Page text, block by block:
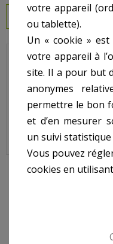
EN SAVOIR PLUS
Lacron - Pour Filtre
Sur image , N° 6
votre appareil
ou tablette).
Un « cookie »
votre appareil à
site. Il a pour but
anonymes
permettre le bon
et d’en mesurer
un suivi
Vous pouvez
cookies en